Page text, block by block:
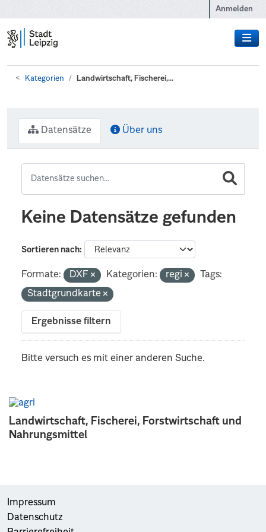
Anmelden
Kategorien Landwirtschaft, Fischerei,...
Landwirtschaft, Fischerei, Forstwirtschaft und
Nahrungsmittel
Datensätze Über uns
Keine Datensätze gefunden
Sortieren nach
Formate: DXF Kategorien: regi
Tags:
Stadtgrundkarte
Ergebnisse filtern
Bitte versuch es mit einer anderen Suche.
Impressum
Datenschutz